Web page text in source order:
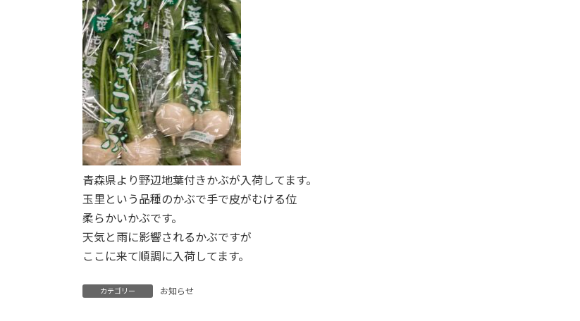
青森県より野辺地葉付きかぶが入荷してます。
玉里という品種のかぶで手で皮がむける位
柔らかいかぶです。
天気と雨に影響されるかぶですが
ここに来て順調に入荷してます。
カテゴリー お知らせ